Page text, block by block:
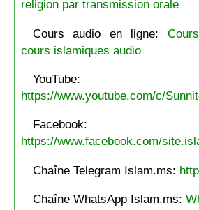
religion par transmission orale
Cours audio en ligne:
cours islamiques audio
YouTube:
https://www.youtube.com/c/
Facebook:
https://www.facebook.com/
Chaîne Telegram Islam.ms:
Chaîne WhatsApp Islam.ms: